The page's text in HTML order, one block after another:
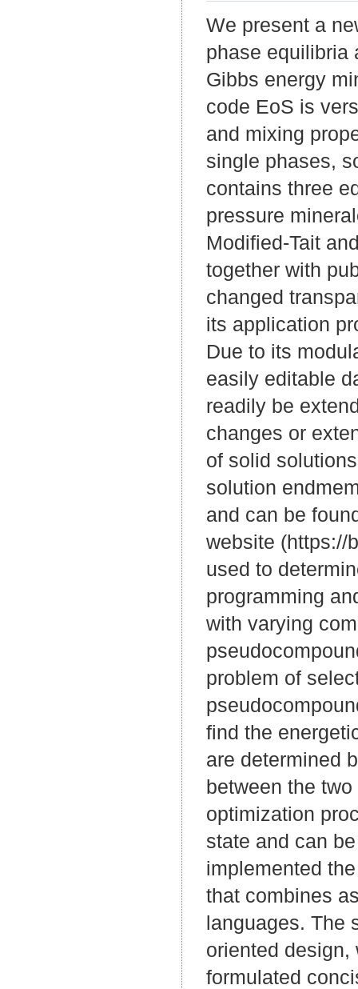
We present a
phase equilibria
Gibbs energy
code EoS is
and mixing
single phases,
contains three
pressure
Modified-Tait
together with
changed
its application
Due to its
easily editable
readily be
changes or
of solid
solution
and can be
website (https://
used to
programming
with varying
problem of
find the
are determined
between the
optimization
state and can
implemented
that combines
languages. The
oriented
formulated